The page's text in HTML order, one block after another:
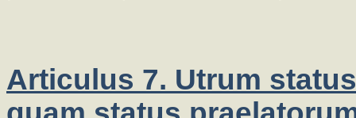
Articulus 7. Utrum